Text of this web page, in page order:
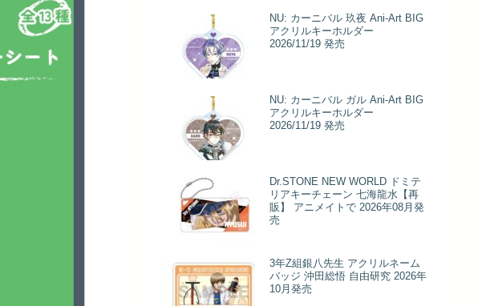
NU: カーニバル 玖夜 Ani-Art BIG
アクリルキーホルダー
2026/11/19 発売
NU: カーニバル ガル Ani-Art BIG
アクリルキーホルダー
2026/11/19 発売
Dr.STONE NEW WORLD ドミテ
リアキーチェーン 七海龍水【再
販】 アニメイトで 2026年08月発
売
3年Z組銀八先生 アクリルネーム
バッジ 沖田総悟 自由研究 2026年
10月発売